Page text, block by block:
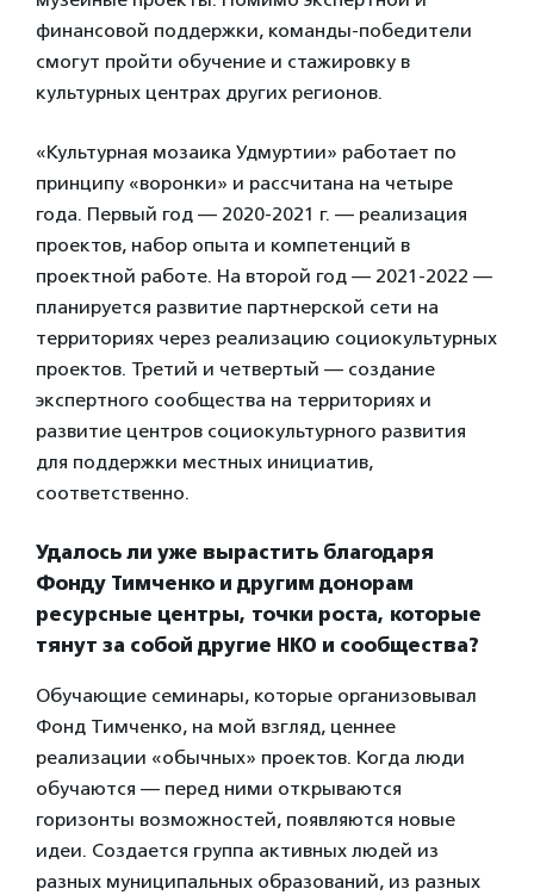
финансовой поддержки, команды-победители
смогут пройти обучение и стажировку в
культурных центрах других регионов.
«Культурная мозаика Удмуртии» работает по
принципу «воронки» и рассчитана на четыре
года. Первый год — 2020-2021 г. — реализация
проектов, набор опыта и компетенций в
проектной работе. На второй год — 2021-2022 —
планируется развитие партнерской сети на
территориях через реализацию социокультурных
проектов. Третий и четвертый — создание
экспертного сообщества на территориях и
развитие центров социокультурного развития
для поддержки местных инициатив,
соответственно.
Удалось ли уже вырастить благодаря
Фонду Тимченко и другим донорам
ресурсные центры, точки роста, которые
тянут за собой другие НКО и сообщества?
Обучающие семинары, которые организовывал
Фонд Тимченко, на мой взгляд, ценнее
реализации «обычных» проектов. Когда люди
обучаются — перед ними открываются
горизонты возможностей, появляются новые
идеи. Создается группа активных людей из
разных муниципальных образований, из разных